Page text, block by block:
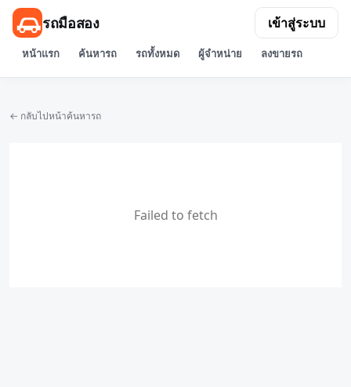
รถมือสอง
หน้าแรก ค้นหารถ รถทั้งหมด ผู้จำหน่าย ลงขายรถ
เข้าสู่ระบบ
← กลับไปหน้าค้นหารถ
Failed to fetch